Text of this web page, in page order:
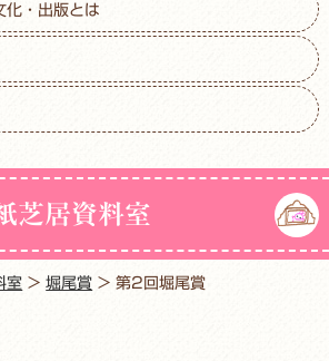
化・出版とは
芝居資料室
室 >堀尾賞 >第2回堀尾賞